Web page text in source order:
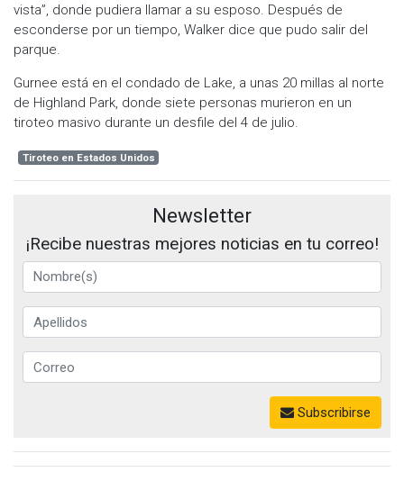
vista”, donde pudiera llamar a su esposo. Después de
esconderse por un tiempo, Walker dice que pudo salir del
parque.
Gurnee está en el condado de Lake, a unas 20 millas al norte
de Highland Park, donde siete personas murieron en un
tiroteo masivo durante un desfile del 4 de julio.
Tiroteo en Estados Unidos
Newsletter
¡Recibe nuestras mejores noticias en tu correo!
Subscribirse